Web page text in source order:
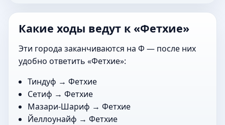
Какие ходы ведут к «Фетхие»
Эти города заканчиваются на Ф — после них
удобно ответить «Фетхие»:
Тиндуф → Фетхие
Сетиф → Фетхие
Мазари-Шариф → Фетхие
Йеллоунайф → Фетхие